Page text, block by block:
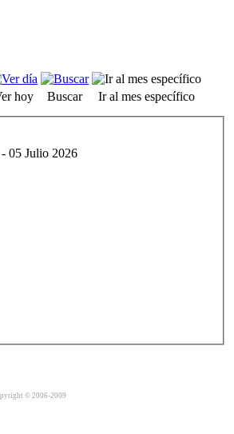
hoy Buscar
Ir al mes específico
05 Julio 2026
© 2006-2009